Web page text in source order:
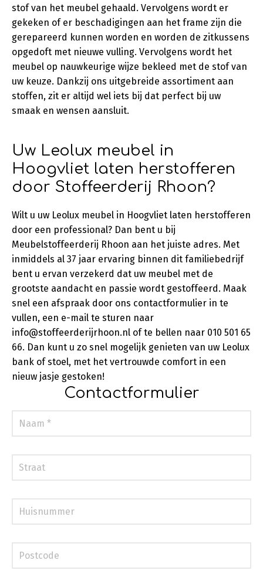
stof van het meubel gehaald. Vervolgens wordt er
gekeken of er beschadigingen aan het frame zijn die
gerepareerd kunnen worden en worden de zitkussens
opgedoft met nieuwe vulling. Vervolgens wordt het
meubel op nauwkeurige wijze bekleed met de stof van
uw keuze. Dankzij ons uitgebreide assortiment aan
stoffen, zit er altijd wel iets bij dat perfect bij uw
smaak en wensen aansluit.
Uw Leolux meubel in
Hoogvliet laten herstofferen
door Stoffeerderij Rhoon?
Wilt u uw Leolux meubel in Hoogvliet laten herstofferen
door een professional? Dan bent u bij
Meubelstoffeerderij Rhoon aan het juiste adres. Met
inmiddels al 37 jaar ervaring binnen dit familiebedrijf
bent u ervan verzekerd dat uw meubel met de
grootste aandacht en passie wordt gestoffeerd. Maak
snel een afspraak door ons contactformulier in te
vullen, een e-mail te sturen naar
info@stoffeerderijrhoon.nl of te bellen naar 010 501 65
66. Dan kunt u zo snel mogelijk genieten van uw Leolux
bank of stoel, met het vertrouwde comfort in een
nieuw jasje gestoken!
Contactformulier